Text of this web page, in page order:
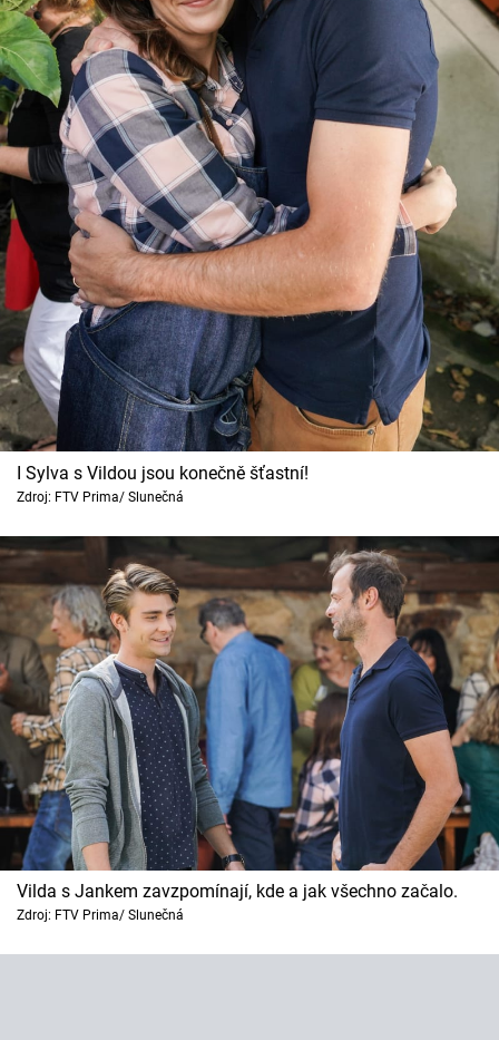
I Sylva s Vildou jsou konečně šťastní!
Zdroj: FTV Prima/ Slunečná
Vilda s Jankem zavzpomínají, kde a jak všechno začalo.
Zdroj: FTV Prima/ Slunečná